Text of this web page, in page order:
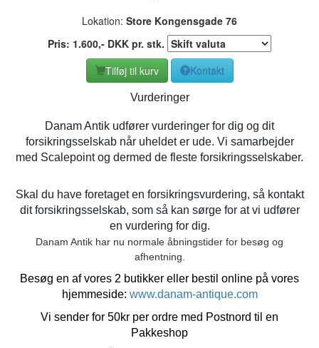
Lokation: Store Kongensgade 76
Pris: 1.600,- DKK pr. stk.
Tilføj til kurv
Kontakt
Vurderinger
Danam Antik udfører vurderinger for dig og dit
forsikringsselskab når uheldet er ude. Vi samarbejder
med Scalepoint og dermed de fleste forsikringsselskaber.
Skal du have foretaget en forsikringsvurdering, så kontakt
dit forsikringsselskab, som så kan sørge for at vi udfører
en vurdering for dig.
Danam Antik har nu normale åbningstider for besøg og
afhentning.
Besøg en af vores 2 butikker eller bestil online på vores
hjemmeside: www.danam-antique.com
Vi sender for 50kr per ordre med Postnord til en
Pakkeshop